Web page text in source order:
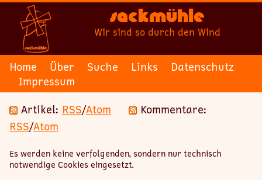
Sackmühle
Wir sind so durch den Wind
Home Über Suche Links
Datenschutz
Impressum
Artikel: RSS/Atom
Kommentare:
RSS/Atom
Es werden keine verfolgenden, sondern nur technisch
notwendige Cookies eingesetzt.